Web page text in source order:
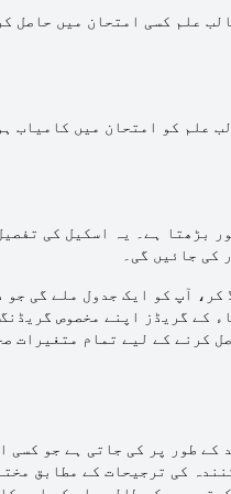
علم کسی امتحان میں حاصل
علم کو امتحان میں کامیاب
بڑھتا ہے۔ یہ اسکیل کی
کی جائیں گی۔
کر، آپ کو ایک جدول ملے گی
کے گریڈز اپنے مخصوص
کرنے کے لیے تمام متغیرات
طور پر کی جاتی ہے جو
کی ترجیحات کے مطابق